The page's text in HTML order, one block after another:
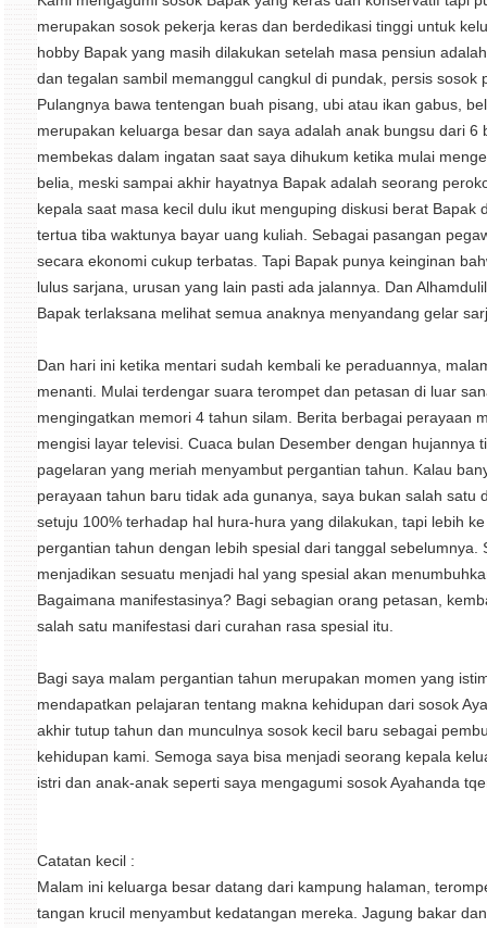
merupakan sosok pekerja keras dan berdedikasi tinggi untuk
hobby Bapak yang masih dilakukan setelah masa pensiun
dan tegalan sambil memanggul cangkul di pundak, persis sosok
Pulangnya bawa tentengan buah pisang, ubi atau ikan gabus,
merupakan keluarga besar dan saya adalah anak bungsu dari 6
membekas dalam ingatan saat saya dihukum ketika mulai
belia, meski sampai akhir hayatnya Bapak adalah seorang
kepala saat masa kecil dulu ikut menguping diskusi berat Bapak
tertua tiba waktunya bayar uang kuliah. Sebagai pasangan
secara ekonomi cukup terbatas. Tapi Bapak punya keinginan
lulus sarjana, urusan yang lain pasti ada jalannya. Dan
Bapak terlaksana melihat semua anaknya menyandang gelar
Dan hari ini ketika mentari sudah kembali ke peraduannya,
menanti. Mulai terdengar suara terompet dan petasan di luar
mengingatkan memori 4 tahun silam. Berita berbagai perayaan
mengisi layar televisi. Cuaca bulan Desember dengan hujannya
pagelaran yang meriah menyambut pergantian tahun. Kalau
perayaan tahun baru tidak ada gunanya, saya bukan salah satu
setuju 100% terhadap hal hura-hura yang dilakukan, tapi lebih
pergantian tahun dengan lebih spesial dari tanggal sebelumnya.
menjadikan sesuatu menjadi hal yang spesial akan
Bagaimana manifestasinya? Bagi sebagian orang petasan,
salah satu manifestasi dari curahan rasa spesial itu.
Bagi saya malam pergantian tahun merupakan momen yang
mendapatkan pelajaran tentang makna kehidupan dari sosok
akhir tutup tahun dan munculnya sosok kecil baru sebagai
kehidupan kami. Semoga saya bisa menjadi seorang kepala
istri dan anak-anak seperti saya mengagumi sosok Ayahanda
Catatan kecil :
Malam ini keluarga besar datang dari kampung halaman,
tangan krucil menyambut kedatangan mereka. Jagung bakar